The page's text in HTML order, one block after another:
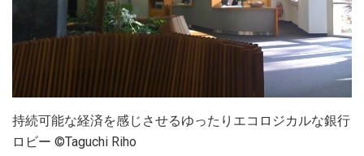
持続可能な経済を感じさせるゆったりエコロジカルな銀行
ロビー ©Taguchi Riho